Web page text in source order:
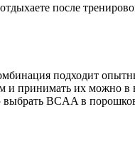
после
подходит
и принимать их можно
BCAA в